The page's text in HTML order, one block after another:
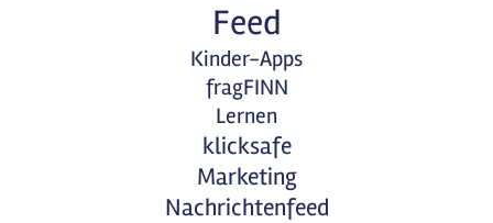
Feed
Kinder-Apps
fragFINN
Lernen
klicksafe
Marketing
Nachrichtenfeed